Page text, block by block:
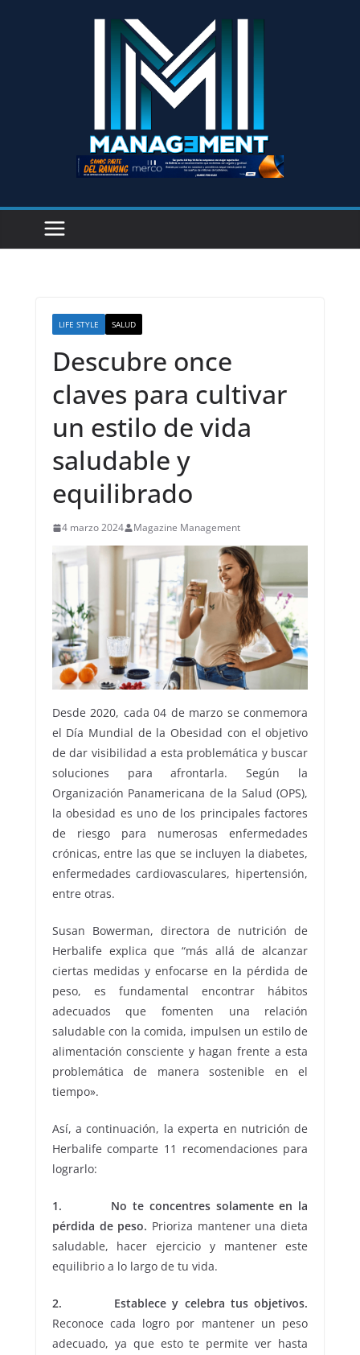
LIFE STYLE SALUD
Descubre once
claves para cultivar
un estilo de vida
saludable y
equilibrado
4 marzo 2024 Magazine Management
Desde 2020, cada 04 de marzo se conmemora
el Día Mundial de la Obesidad con el objetivo
de dar visibilidad a esta problemática y buscar
soluciones para afrontarla. Según la
Organización Panamericana de la Salud (OPS),
la obesidad es uno de los principales factores
de riesgo para numerosas enfermedades
crónicas, entre las que se incluyen la diabetes,
enfermedades cardiovasculares, hipertensión,
entre otras.
Susan Bowerman, directora de nutrición de
Herbalife explica que “más allá de alcanzar
ciertas medidas y enfocarse en la pérdida de
peso, es fundamental encontrar hábitos
adecuados que fomenten una relación
saludable con la comida, impulsen un estilo de
alimentación consciente y hagan frente a esta
problemática de manera sostenible en el
tiempo».
Así, a continuación, la experta en nutrición de
Herbalife comparte 11 recomendaciones para
lograrlo:
1. No te concentres solamente en la
pérdida de peso. Prioriza mantener una dieta
saludable, hacer ejercicio y mantener este
equilibrio a lo largo de tu vida.
2. Establece y celebra tus objetivos.
Reconoce cada logro por mantener un peso
adecuado, ya que esto te permite ver hasta